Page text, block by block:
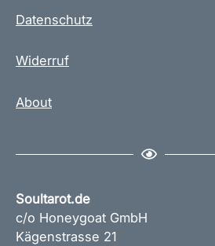
Datenschutz
Widerruf
About
Soultarot.de
c/o Honeygoat GmbH
Kägenstrasse 21